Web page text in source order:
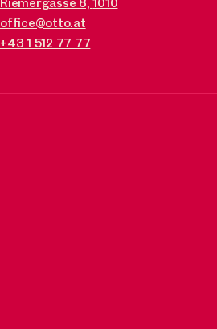
office@otto.at
+43 1 512 77 77